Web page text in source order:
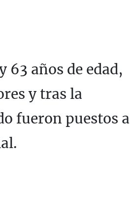
63 años de edad,
y tras la
fueron puestos a